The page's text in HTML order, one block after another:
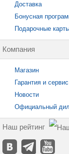
Доставка
Бонусная
Подарочные
Компания
Магазин
Гарантия и сервис
Новости
Официальный
Наш рейтинг